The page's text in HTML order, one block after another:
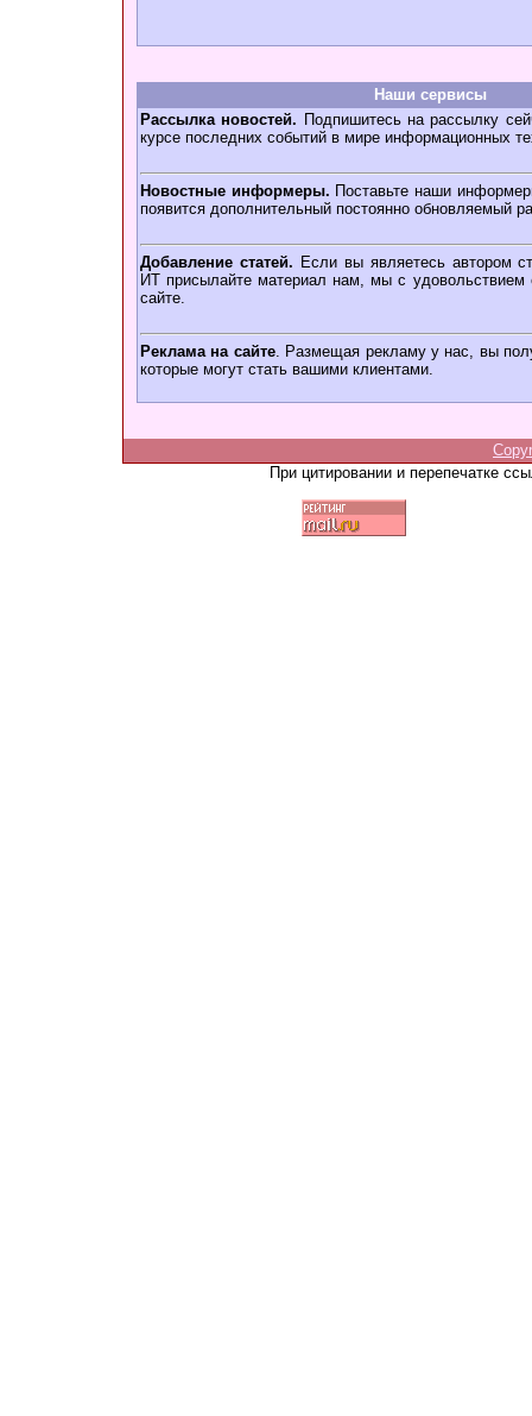
Наши сервисы
Рассылка новостей. Подпишитесь на рассылку
курсе последних событий в мире информационных
Новостные информеры. Поставьте наши
появится дополнительный постоянно обновляемый
Добавление статей. Если вы являетесь автором
ИТ присылайте материал нам, мы с удовольствием
сайте.
Реклама на сайте. Размещая рекламу у нас, вы
которые могут стать вашими клиентами.
При цитировании и перепечатке